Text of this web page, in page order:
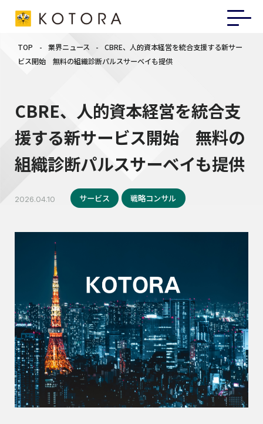
TOP - 業界ニュース -
CBRE、人的資本経営を統合支援する新サー
ビス開始 無料の組織診断パルスサーベイも提供
CBRE、人的資本経営を統合支
援する新サービス開始 無料の
組織診断パルスサーベイも提供
2026.04.10 サービス 戦略コンサル